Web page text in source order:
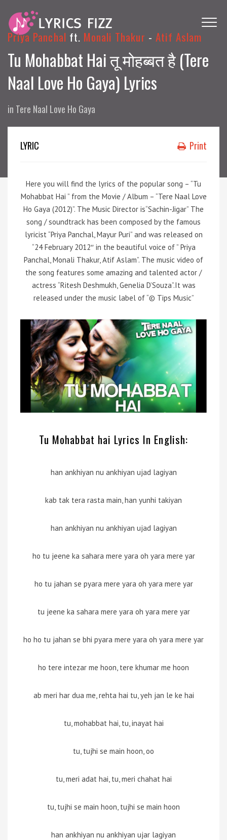
Priya Panchal ft. Monali Thakur - Atif Aslam
Tu Mohabbat Hai तू मोहब्बत है (Tere
Naal Love Ho Gaya) Lyrics
in Tere Naal Love Ho Gaya
LYRIC Print
Here you will find the lyrics of the popular song – “Tu
Mohabbat Hai ” from the Movie / Album – “Tere Naal Love
Ho Gaya (2012)”. The Music Director is“Sachin-Jigar” The
song / soundtrack has been composed by the famous
lyricist “Priya Panchal, Mayur Puri” and was released on
“24 February 2012″ in the beautiful voice of ” Priya
Panchal, Monali Thakur, Atif Aslam”. The music video of
the song features some amazing and talented actor /
actress “Ritesh Deshmukh, Genelia D’Souza”.It was
released under the music label of “© Tips Music”
Tu Mohabbat hai Lyrics In English:
han ankhiyan nu ankhiyan ujad lagiyan
kab tak tera rasta main, han yunhi takiyan
han ankhiyan nu ankhiyan ujad lagiyan
ho tu jeene ka sahara mere yara oh yara mere yar
ho tu jahan se pyara mere yara oh yara mere yar
tu jeene ka sahara mere yara oh yara mere yar
ho ho tu jahan se bhi pyara mere yara oh yara mere yar
ho tere intezar me hoon, tere khumar me hoon
ab meri har dua me, rehta hai tu, yeh jan le ke hai
tu, mohabbat hai, tu, inayat hai
tu, tujhi se main hoon, oo
tu, meri adat hai, tu, meri chahat hai
tu, tujhi se main hoon, tujhi se main hoon
han ankhiyan nu ankhiyan ujar lagiyan